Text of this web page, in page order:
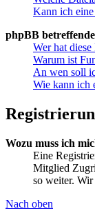
Kann ich
phpBB
Wer hat
Warum ist
An wen soll
Wie kann ich
Wozu muss ich
Eine
Mitglied
so weiter.
Nach oben